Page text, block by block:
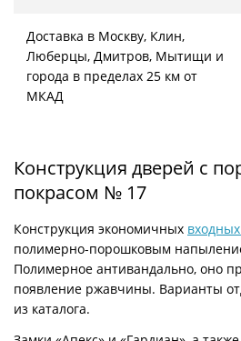
Доставка в Москву, Клин,
Люберцы, Дмитров, Мытищи и
города в пределах 25 км от
МКАД
Конструкция дверей с
покрасом № 17
Конструкция экономичных
полимерно-порошковым
Полимерное антивандально, оно
появление ржавчины. Варианты
из каталога.